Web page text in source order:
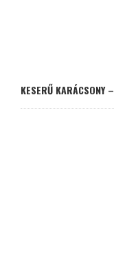
KESERŰ KARÁCSONY